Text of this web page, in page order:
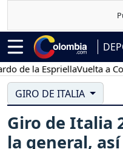
la EspriellaVuelta a
GIRO DE ITALIA
Giro de Italia
la general,